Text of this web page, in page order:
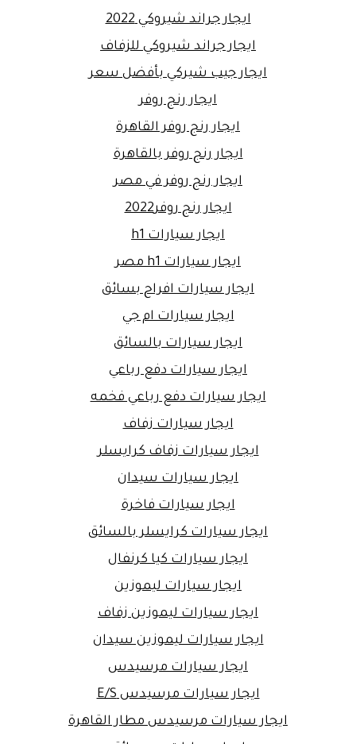
ايجار جراند شيروكي 2022
ايجار جراند شيروكي للزفاف
ايجار جيب شيركي بأفضل سعر
ايجار رنج روفر
ايجار رنج روفر القاهرة
ايجار رنج روفر بالقاهرة
ايجار رنج روفر في مصر
ايجار رنج روفر2022
ايجار سيارات h1
ايجار سيارات h1 مصر
ايجار سيارات افراح بسائق
ايجار سيارات ام جي
ايجار سيارات بالسائق
ايجار سيارات دفع رباعي
ايجار سيارات دفع رباعي فخمه
ايجار سيارات زفاف
ايجار سيارات زفاف كرايسلر
ايجار سيارات سيدان
ايجار سيارات فاخرة
ايجار سيارات كرايسلر بالسائق
ايجار سيارات كيا كرنفال
ايجار سيارات ليموزين
ايجار سيارات ليموزين زفاف
ايجار سيارات ليموزين سيدان
ايجار سيارات مرسيدس
ايجار سيارات مرسيدس E/S
ايجار سيارات مرسيدس مطار القاهرة